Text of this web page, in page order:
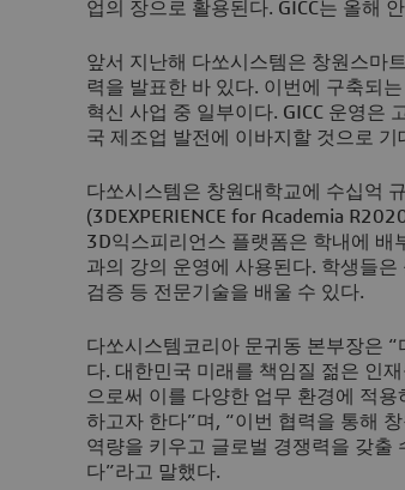
업의 장으로 활용된다. GICC는 올해
앞서 지난해 다쏘시스템은 창원스마
력을 발표한 바 있다. 이번에 구축되
혁신 사업 중 일부이다. GICC 운영은
국 제조업 발전에 이바지할 것으로 기
다쏘시스템은 창원대학교에 수십억
(3DEXPERIENCE for Academia
3D익스피리언스 플랫폼은 학내에 배
과의 강의 운영에 사용된다. 학생들
검증 등 전문기술을 배울 수 있다.
다쏘시스템코리아 문귀동 본부장은
다. 대한민국 미래를 책임질 젊은 인
으로써 이를 다양한 업무 환경에 적
하고자 한다”며, “이번 협력을 통해
역량을 키우고 글로벌 경쟁력을 갖출
다”라고 말했다.